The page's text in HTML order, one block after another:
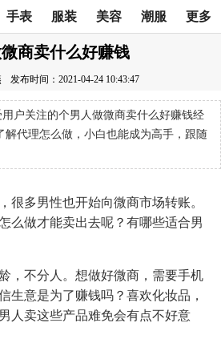
手表 服装 美容 潮服 更多
商卖什么好赚钱
发布时间：2021-04-24 10:43:47
户关注的个男人做微商卖什么好赚钱经
解代理怎么做，小白也能成为高手，跟随
很多男性也开始向微商市场转账。
么做才能卖出去呢？有哪些适合男
，不分人。想做好微商，需要手机
生意是为了赚钱吗？喜欢化妆品，
人卖这些产品难免会有点不好意